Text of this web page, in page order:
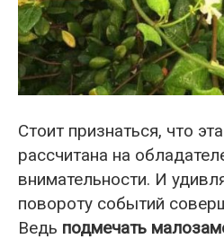
Стоит признаться, что
рассчитана на
внимательности. И
повороту событий
Ведь подмечать